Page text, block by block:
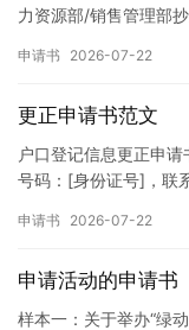
力资源部/销售管理部
申请书 2026-07-22
更正申请书范文
户口登记信息更正申
号码：[身份证号]，联
申请书 2026-07-22
申请活动的申请书
样本一：关于举办“绿